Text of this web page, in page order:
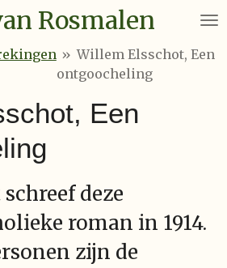
Rosmalen
» Willem Elsschot, Een
ontgoocheling
Een
deze
roman in 1914.
zijn de